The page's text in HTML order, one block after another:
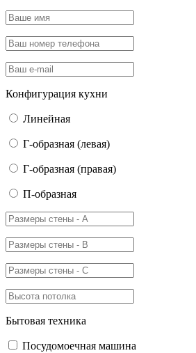
Конфигурация кухни
Линейная
Г-образная (левая)
Г-образная (правая)
П-образная
Бытовая техника
Посудомоечная машина